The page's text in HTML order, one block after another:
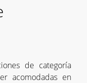
de categoría
acomodadas en